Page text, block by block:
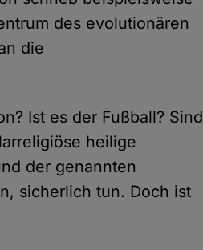
des evolutionären
die
Ist es der Fußball? Sind
heilige
der genannten
sicherlich tun. Doch ist